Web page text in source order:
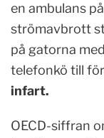
en ambulans
strömavbrott
på gatorna
telefonkö till
infart.
OECD-siffran